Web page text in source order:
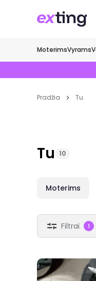
MoterimsVyrams
Pradžia Tu
Tu 10
Moterims
Filtrai 1